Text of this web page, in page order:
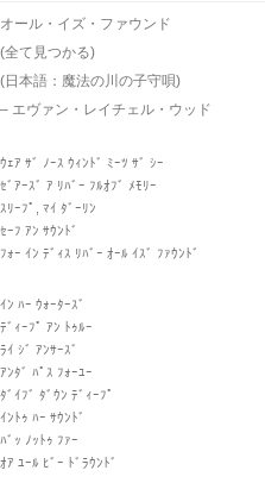
オール・イズ・ファウンド
(全て見つかる)
(日本語：魔法の川の子守唄)
– エヴァン・レイチェル・ウッド
ｳｪｱ ｻﾞ ﾉｰｽ ｳｨﾝﾄﾞ ﾐｰﾂ ｻﾞ ｼｰ
ｾﾞｱｰｽﾞ ｱ ﾘﾊﾞｰ ﾌﾙｵﾌﾞ ﾒﾓﾘｰ
ｽﾘｰﾌﾟ, ﾏｲ ﾀﾞｰﾘﾝ
ｾｰﾌ ｱﾝ ｻｳﾝﾄﾞ
ﾌｫｰ ｲﾝ ﾃﾞｨｽ ﾘﾊﾞｰ ｵｰﾙ ｲｽﾞ ﾌｧｳﾝﾄﾞ
ｲﾝ ﾊｰ ｳｫｰﾀｰｽﾞ
ﾃﾞｨｰﾌﾟ ｱﾝ ﾄｩﾙｰ
ﾗｲ ｼﾞ ｱﾝｻｰｽﾞ
ｱﾝﾀﾞ ﾊﾟｽ ﾌｫｰﾕｰ
ﾀﾞｲﾌﾞ ﾀﾞｳﾝ ﾃﾞｨｰﾌﾟ
ｲﾝﾄｩ ﾊｰ ｻｳﾝﾄﾞ
ﾊﾞｯ ﾉｯﾄｩ ﾌｧｰ
ｵｱ ﾕｰﾙ ﾋﾞｰ ﾄﾞﾗｳﾝﾄﾞ